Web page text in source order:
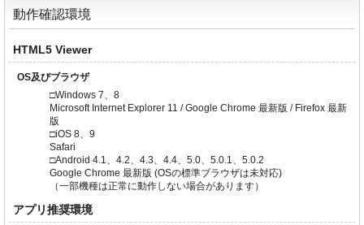
動作確認環境
HTML5 Viewer
OS及びブラウザ
□Windows 7、8
Microsoft Internet Explorer 11 / Google Chrome 最新版 / Firefox 最新
版
□iOS 8、9
Safari
□Android 4.1、4.2、4.3、4.4、5.0、5.0.1、5.0.2
Google Chrome 最新版 (OSの標準ブラウザは未対応)
（一部機種は正常に動作しない場合があります）
アプリ推奨環境